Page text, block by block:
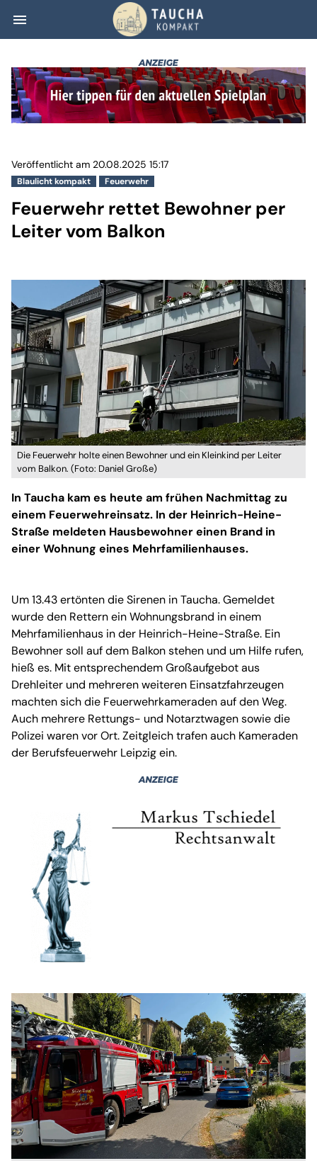
menu Feuerwehr
Blaulicht kompakt Feuerwehr
Veröffentlicht am 20.08.2025 15:17
Feuerwehr rettet Bewohner per
Leiter vom Balkon
Die Feuerwehr holte einen Bewohner und ein Kleinkind per Leiter
vom Balkon. (Foto: Daniel Große)
In Taucha kam es heute am frühen Nachmittag zu
einem Feuerwehreinsatz. In der Heinrich-Heine-
Straße meldeten Hausbewohner einen Brand in
einer Wohnung eines Mehrfamilienhauses.
Um 13.43 ertönten die Sirenen in Taucha. Gemeldet
wurde den Rettern ein Wohnungsbrand in einem
Mehrfamilienhaus in der Heinrich-Heine-Straße. Ein
Bewohner soll auf dem Balkon stehen und um Hilfe rufen,
hieß es. Mit entsprechendem Großaufgebot aus
Drehleiter und mehreren weiteren Einsatzfahrzeugen
machten sich die Feuerwehrkameraden auf den Weg.
Auch mehrere Rettungs- und Notarztwagen sowie die
Polizei waren vor Ort. Zeitgleich trafen auch Kameraden
der Berufsfeuerwehr Leipzig ein.